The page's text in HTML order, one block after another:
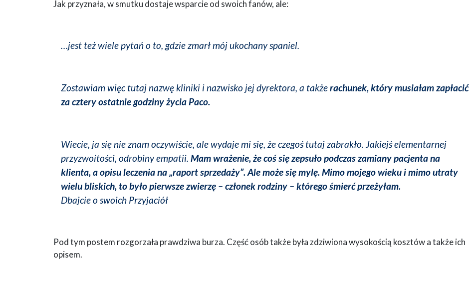
Jak przyznała, w smutku dostaje wsparcie od swoich fanów, ale:
…jest też wiele pytań o to, gdzie zmarł mój ukochany spaniel.
Zostawiam więc tutaj nazwę kliniki i nazwisko jej dyrektora, a takżerachunek, który musiałam zapłacić
za cztery ostatnie godziny życia Paco.
Wiecie, ja się nie znam oczywiście, ale wydaje mi się, że czegoś tutaj zabrakło. Jakiejś elementarnej
przyzwoitości, odrobiny empatii. Mam wrażenie, że coś się zepsuło podczas zamiany pacjenta na
klienta, a opisu leczenia na „raport sprzedaży”. Ale może się mylę. Mimo mojego wieku i mimo utraty
wielu bliskich, to było pierwsze zwierzę – członek rodziny – którego śmierć przeżyłam.
Dbajcie o swoich Przyjaciół
Pod tym postem rozgorzała prawdziwa burza. Część osób także była zdziwiona wysokością kosztów a także ich
opisem.